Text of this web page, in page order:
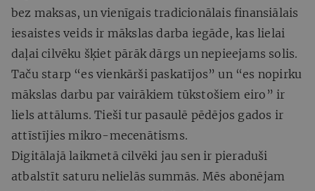
bez maksas, un vienīgais tradicionālais finansiālais
iesaistes veids ir mākslas darba iegāde, kas lielai
daļai cilvēku šķiet pārāk dārgs un nepieejams solis.
Taču starp “es vienkārši paskatījos” un “es nopirku
mākslas darbu par vairākiem tūkstošiem eiro” ir
liels attālums. Tieši tur pasaulē pēdējos gados ir
attīstījies mikro-mecenātisms.
Digitālajā laikmetā cilvēki jau sen ir pieraduši
atbalstīt saturu nelielās summās. Mēs abonējam